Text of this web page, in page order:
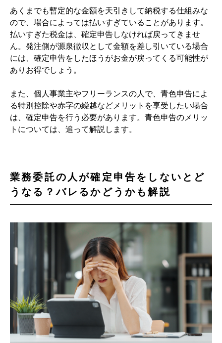
あくまでも暫定的な金額を天引きして納税する仕組みな
ので、場合によっては払いすぎていることがあります。
払いすぎた税金は、確定申告しなければ戻ってきませ
ん。発注側が源泉徴収として金額を差し引いている場合
には、確定申告をしたほうがお金が戻ってくる可能性が
ありお得でしょう。
また、個人事業主やフリーランスの人で、青色申告によ
る特別控除や赤字の繰越などメリットを享受したい場合
は、確定申告を行う必要があります。青色申告のメリッ
トについては、追って解説します。
業務委託の人が確定申告をしないとど
うなる？バレるかどうかも解説